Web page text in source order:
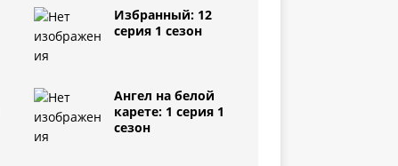
Избранный: 12
серия 1 сезон
Ангел на белой
карете: 1 серия 1
сезон